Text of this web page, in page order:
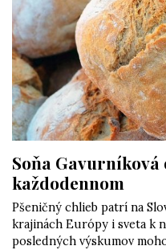
Soňa Gavurníková
každodennom
Pšeničný chlieb patrí na
krajinách Európy i sveta k
posledných výskumov